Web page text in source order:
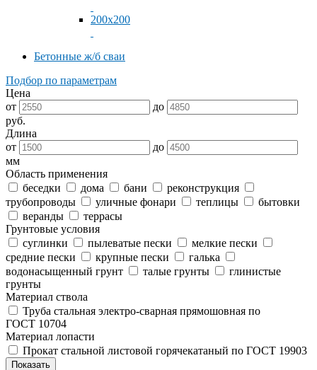
200x200
Бетонные ж/б сваи
Подбор по параметрам
Цена
от
до
руб.
Длина
от
до
мм
Область применения
беседки
дома бани
реконструкция
трубопроводы
уличные фонари теплицы
бытовки
веранды
террасы
Грунтовые условия
суглинки
пылеватые пески
мелкие пески
средние пески
крупные пески
галька
водонасыщенный грунт
талые грунты
глинистые
грунты
Материал ствола
Труба стальная электро-сварная прямошовная по
ГОСТ 10704
Материал лопасти
Прокат стальной листовой горячекатаный по ГОСТ 19903